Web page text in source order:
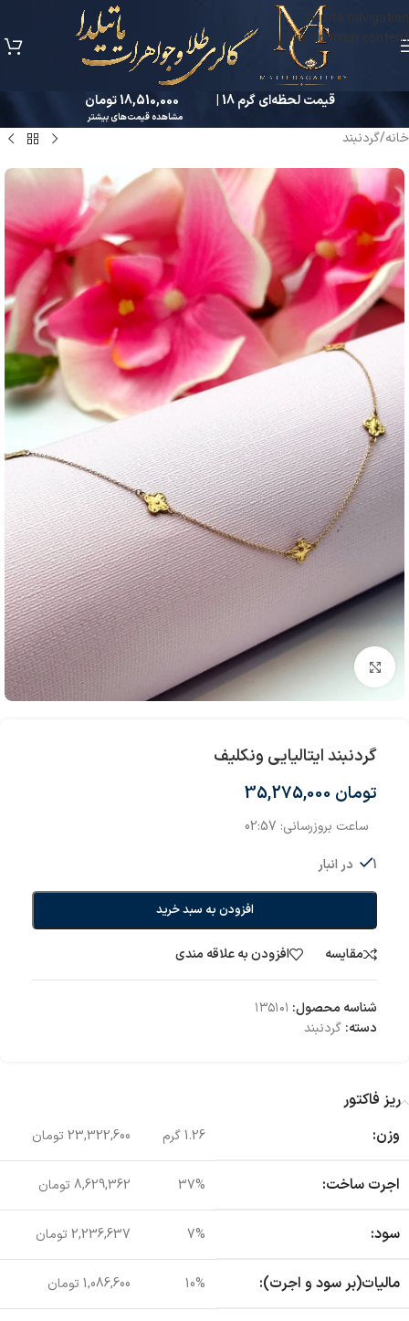
Skip to navigation
Skip to main content
قیمت لحظه‌ای گرم 18 | 18,510,000 تومان
مشاهده قیمت‌های بیشتر
خانه/گردنبند
بزرگنمایی تصویر
گردنبند ایتالیایی ونکلیف
تومان
ساعت بروزرسانی: 02:57
1 در انبار
افزودن به سبد خرید
مقایسه افزودن به علاقه مندی
شناسه محصول: ۱۳۵۱۰۱
دسته: گردنبند
ریز فاکتور
وزن:
1.26 گرم 23,322,600 تومان
اجرت ساخت: 37% 8,629,362 تومان
سود: 7% 2,236,637 تومان
مالیات(بر سود و اجرت): 10% 1,086,600 تومان